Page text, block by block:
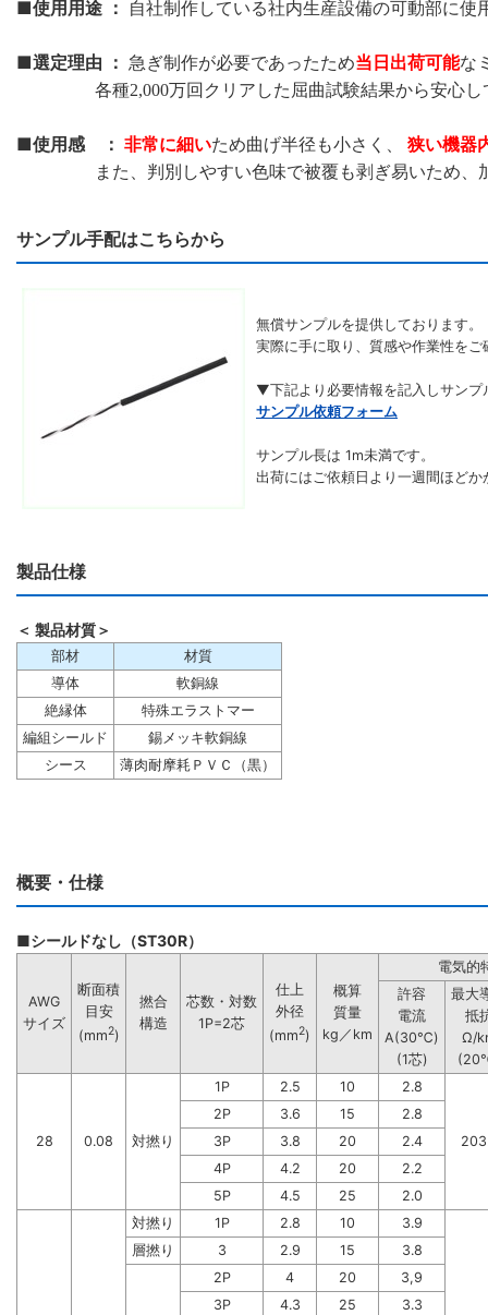
■使用用途 ： 自社制作している社内生産設備の可動部に使
■選定理由 ： 急ぎ制作が必要であったため当日出荷可能な
各種2,000万回クリアした屈曲試験結果から安心し
■使用感 ： 非常に細いため曲げ半径も小さく、 狭い機器
また、判別しやすい色味で被覆も剥ぎ易いため、加
サンプル手配はこちらから
無償サンプルを提供しております。
実際に手に取り、質感や作業性をご
▼下記より必要情報を記入しサンプ
サンプル依頼フォーム
サンプル長は 1m未満です。
出荷にはご依頼日より一週間ほど
製品仕様
＜ 製品材質＞
部材
材質
導体
軟銅線
絶縁体
特殊エラストマー
編組シールド
錫メッキ軟銅線
シース
薄肉耐摩耗ＰＶＣ（黒）
概要・仕様
■シールドなし（ST30R）
AWG
サイズ
断面積
目安
(mm2)
撚合
構造
芯数・対数
1P=2芯
仕上
外径
(mm2)
概算
質量
kg／km
電気的
許容
電流
A(30℃)
(1芯)
最大
抵
Ω/
28 0.08 対撚り
1P 2.5 10 2.8
2P 3.6 15
2.8
3P
3.8 20
2.4
4P
4.2 20
2.2
5P
4.5 25
2.0
対撚り
1P 2.8 10
3.9
層撚り
3 2.9 15
3.8
2P
4 20
3,9
3P
4.3 25 3.3